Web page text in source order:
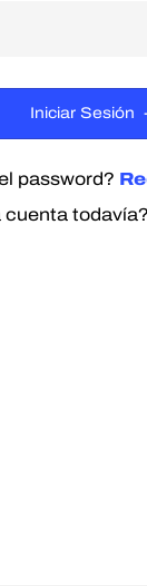
password?
cuenta todavía?